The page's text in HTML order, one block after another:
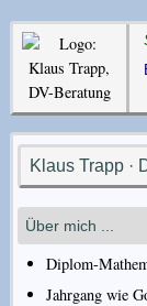
Klaus Trapp ·
Über mich ...
Diplom-
Jahrgang wie